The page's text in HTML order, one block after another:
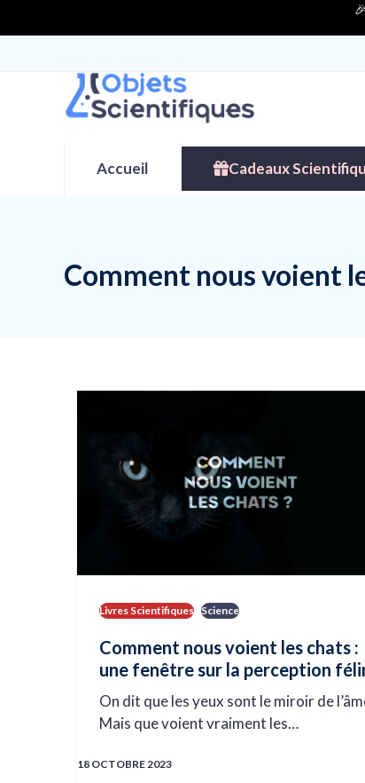
de
Accueil Cadeaux
Comment nous voient
Livres Scientifiques Science
Comment nous voient les chats :
une fenêtre sur la perception
On dit que les yeux sont le miroir de
Mais que voient vraiment les…
18 OCTOBRE 2023